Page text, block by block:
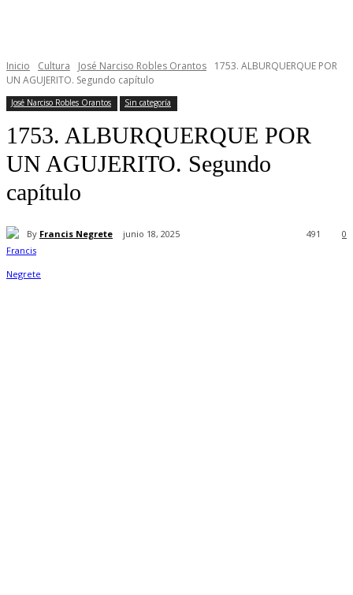
Inicio Cultura José Narciso Robles Orantos
1753. ALBURQUERQUE POR
UN AGUJERITO. Segundo capítulo
José Narciso Robles Orantos Sin categoría
1753. ALBURQUERQUE POR
UN AGUJERITO. Segundo
capítulo
By Francis Negrete junio 18, 2025 0
491